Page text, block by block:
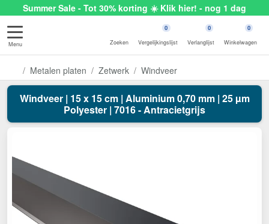
Summer Sale - Tot 30% korting ☀️ Klik hier! - nog 1 dag
Menu Zoeken
0
Vergelijkingslijst
0
Verlanglijst
0
Winkelwagen
Metalen platen Zetwerk Windveer
Windveer | 15 x 15 cm | Aluminium 0,70 mm | 25 µm
Polyester | 7016 - Antracietgrijs